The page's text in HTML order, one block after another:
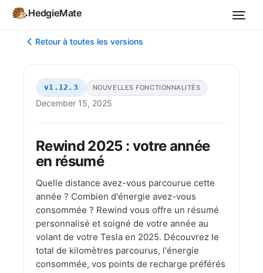
HedgieMate
Retour à toutes les versions
v1.12.3 NOUVELLES FONCTIONNALITÉS
December 15, 2025
Rewind 2025 : votre année
en résumé
Quelle distance avez-vous parcourue cette
année ? Combien d'énergie avez-vous
consommée ? Rewind vous offre un résumé
personnalisé et soigné de votre année au
volant de votre Tesla en 2025. Découvrez le
total de kilomètres parcourus, l'énergie
consommée, vos points de recharge préférés